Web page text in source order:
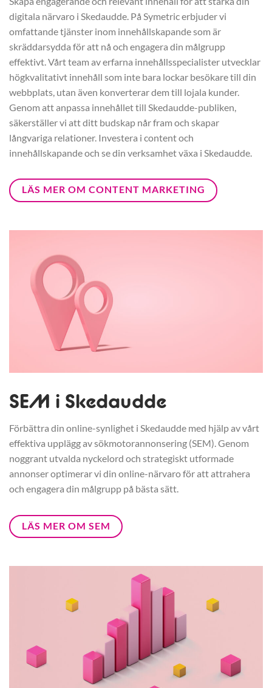
digitala närvaro i Skedaudde. På Symetric erbjuder vi
omfattande tjänster inom innehållskapande som är
skräddarsydda för att nå och engagera din målgrupp
effektivt. Vårt team av erfarna innehållsspecialister utvecklar
högkvalitativt innehåll som inte bara lockar besökare till din
webbplats, utan även konverterar dem till lojala kunder.
Genom att anpassa innehållet till Skedaudde-publiken,
säkerställer vi att ditt budskap når fram och skapar
långvariga relationer. Investera i content och
innehållskapande och se din verksamhet växa i Skedaudde.
LÄS MER OM CONTENT MARKETING
SEM i Skedaudde
Förbättra din online-synlighet i Skedaudde med hjälp av vårt
effektiva upplägg av sökmotorannonsering (SEM). Genom
noggrant utvalda nyckelord och strategiskt utformade
annonser optimerar vi din online-närvaro för att attrahera
och engagera din målgrupp på bästa sätt.
LÄS MER OM SEM